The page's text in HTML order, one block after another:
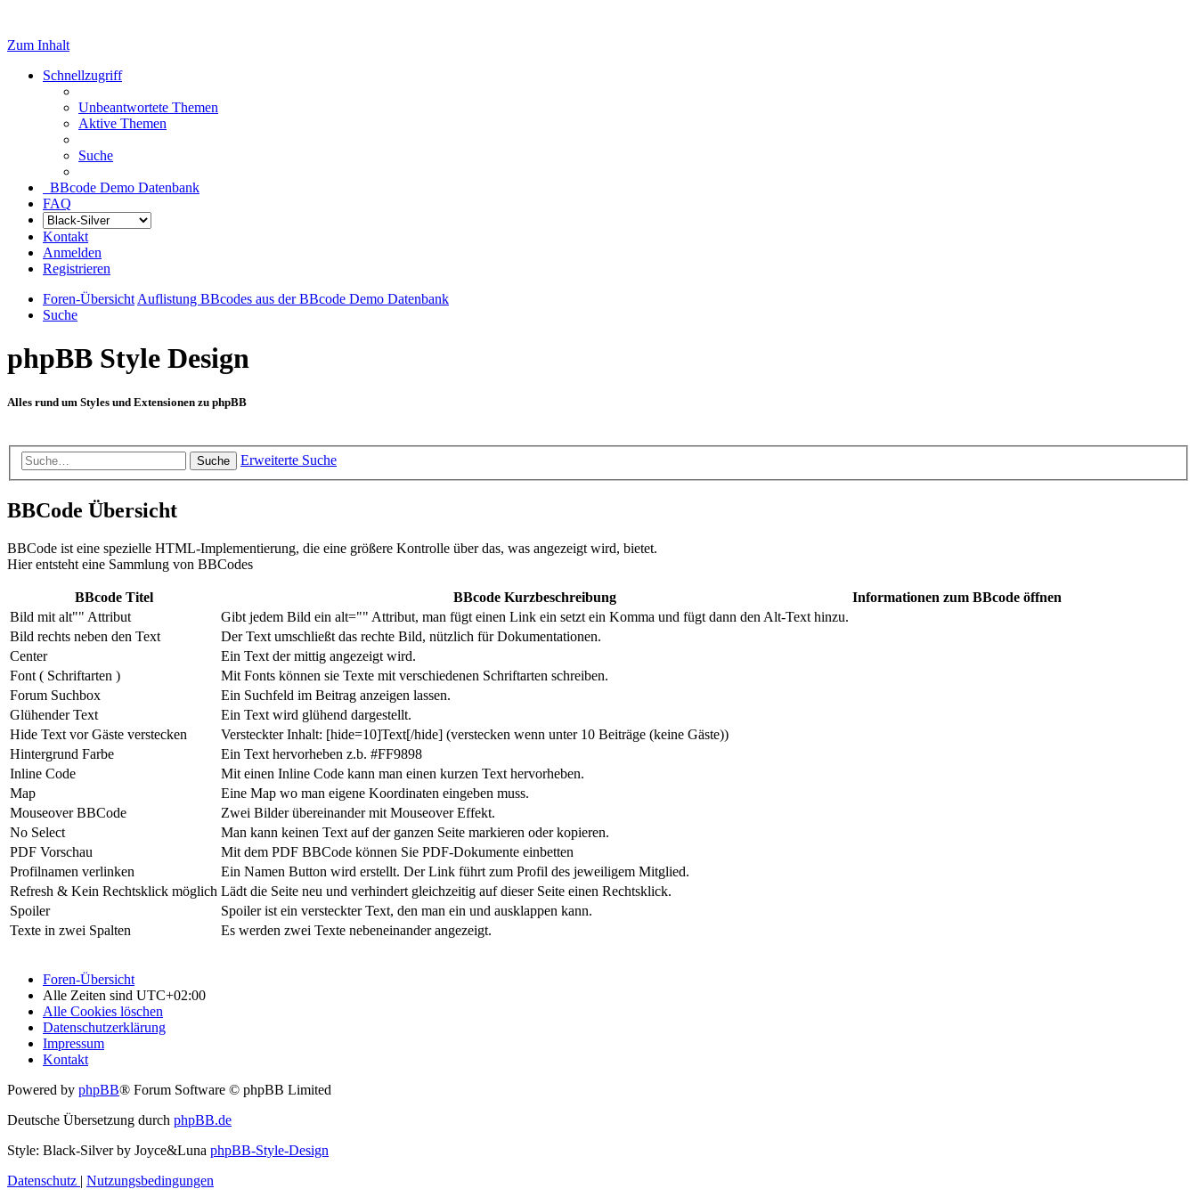
Zum Inhalt
Schnellzugriff
Unbeantwortete Themen
Aktive Themen
Suche
BBcode Demo Datenbank
FAQ
Kontakt
Anmelden
Registrieren
Foren-Übersicht Auflistung BBcodes aus der BBcode Demo Datenbank
Suche
phpBB Style Design
Alles rund um Styles und Extensionen zu phpBB
Suche Erweiterte Suche
BBCode Übersicht
BBCode ist eine spezielle HTML-Implementierung, die eine größere Kontrolle über das, was angezeigt wird, bietet.
Hier entsteht eine Sammlung von BBCodes
BBcode Titel BBcode Kurzbeschreibung
Informationen zum BBcode öffnen
Bild mit alt"" Attribut
Gibt jedem Bild ein alt="" Attribut, man fügt einen Link ein setzt ein Komma und fügt dann den Alt-Text hinzu.
Bild rechts neben den Text
Der Text umschließt das rechte Bild, nützlich für Dokumentationen.
Center
Ein Text der mittig angezeigt wird.
Font ( Schriftarten )
Mit Fonts können sie Texte mit verschiedenen Schriftarten schreiben.
Forum Suchbox
Ein Suchfeld im Beitrag anzeigen lassen.
Glühender Text
Ein Text wird glühend dargestellt.
Hide Text vor Gäste verstecken
Versteckter Inhalt: [hide=10]Text[/hide] (verstecken wenn unter 10 Beiträge (keine Gäste))
Hintergrund Farbe
Ein Text hervorheben z.b. #FF9898
Inline Code
Mit einen Inline Code kann man einen kurzen Text hervorheben.
Map
Eine Map wo man eigene Koordinaten eingeben muss.
Mouseover BBCode
Zwei Bilder übereinander mit Mouseover Effekt.
No Select
Man kann keinen Text auf der ganzen Seite markieren oder kopieren.
PDF Vorschau
Mit dem PDF BBCode können Sie PDF-Dokumente einbetten
Profilnamen verlinken
Ein Namen Button wird erstellt. Der Link führt zum Profil des jeweiligem Mitglied.
Refresh & Kein Rechtsklick möglich Lädt die Seite neu und verhindert gleichzeitig auf dieser Seite einen Rechtsklick.
Spoiler
Spoiler ist ein versteckter Text, den man ein und ausklappen kann.
Texte in zwei Spalten
Es werden zwei Texte nebeneinander angezeigt.
Foren-Übersicht
Alle Zeiten sind UTC+02:00
Alle Cookies löschen
Datenschutzerklärung
Impressum
Kontakt
Powered by phpBB® Forum Software © phpBB Limited
Deutsche Übersetzung durch phpBB.de
Style: Black-Silver by Joyce&Luna phpBB-Style-Design
Datenschutz | Nutzungsbedingungen